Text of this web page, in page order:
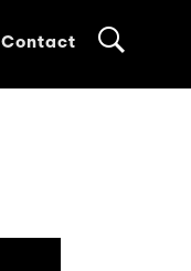
Contact